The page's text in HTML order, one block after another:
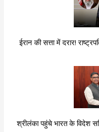
ईरान की सत्ता में दरार!
श्रीलंका पहुंचे भारत के विदेश